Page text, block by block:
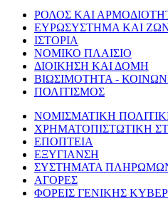
ΡΟΛΟΣ ΚΑΙ
ΕΥΡΩΣΥΣΤΗΜΑ ΚΑΙ
ΙΣΤΟΡΙΑ
ΝΟΜΙΚΟ ΠΛΑΙΣΙΟ
ΔΙΟΙΚΗΣΗ ΚΑΙ ΔΟΜΗ
ΒΙΩΣΙΜΟΤΗΤΑ -
ΠΟΛΙΤΙΣΜΟΣ
ΝΟΜΙΣΜΑΤΙΚΗ
ΧΡΗΜΑΤΟΠΙΣΤΩΤΙΚΗ
ΕΠΟΠΤΕΙΑ
ΕΞΥΓΙΑΝΣΗ
ΣΥΣΤΗΜΑΤΑ
ΑΓΟΡΕΣ
ΦΟΡΕΙΣ ΓΕΝΙΚΗΣ